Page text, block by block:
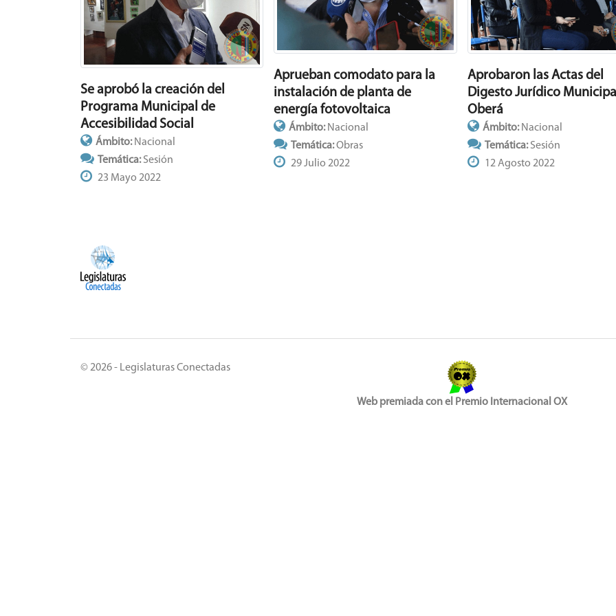
Se aprobó la creación del
Programa Municipal de
Accesibilidad Social
Ámbito: Nacional
Temática:Sesión
23 Mayo 2022
Aprueban comodato para la
instalación de planta de
energía fotovoltaica
Ámbito: Nacional
Temática:Obras
29 Julio 2022
Aprobaron las Actas del
Digesto Jurídico
Oberá
Ámbito: Nacional
Temática:Sesión
12 Agosto 2022
© 2026 - Legislaturas Conectadas
Web premiada con el Premio Internacional OX